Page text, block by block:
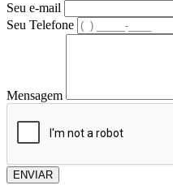
Seu e-mail
Seu Telefone
Mensagem
ENVIAR